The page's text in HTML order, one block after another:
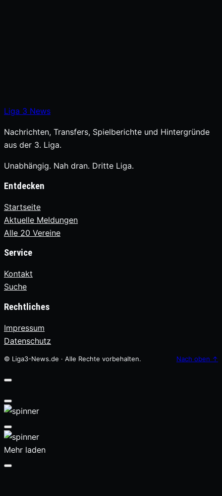
Liga 3 News
Nachrichten, Transfers, Spielberichte und Hintergründe
aus der 3. Liga.
Unabhängig. Nah dran. Dritte Liga.
Entdecken
Startseite
Aktuelle Meldungen
Alle 20 Vereine
Service
Kontakt
Suche
Rechtliches
Impressum
Datenschutz
© Liga3-News.de · Alle Rechte vorbehalten. Nach oben ↑
Mehr laden